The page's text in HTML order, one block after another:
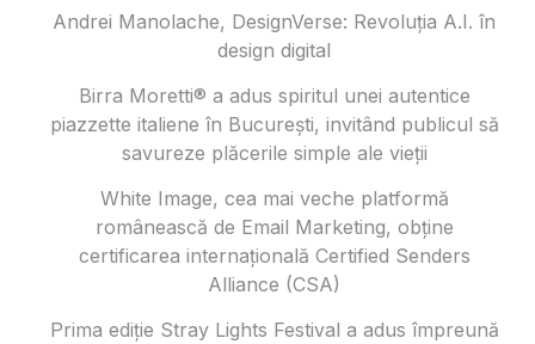
Andrei Manolache, DesignVerse: Revoluția A.I. în
design digital
Birra Moretti® a adus spiritul unei autentice
piazzette italiene în București, invitând publicul să
savureze plăcerile simple ale vieții
White Image, cea mai veche platformă
românească de Email Marketing, obține
certificarea internațională Certified Senders
Alliance (CSA)
Prima ediție Stray Lights Festival a adus împreună